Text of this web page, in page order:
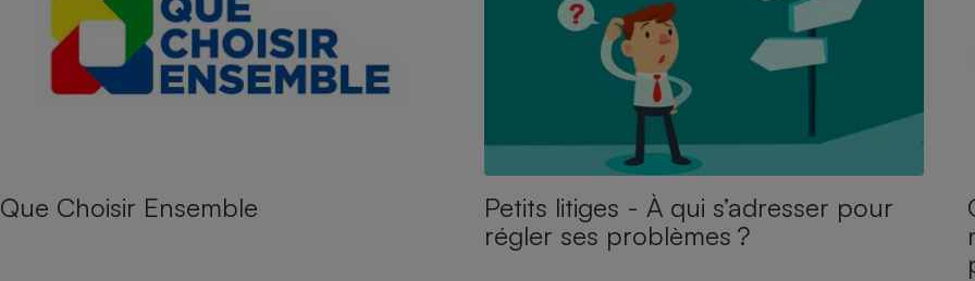
Que Choisir Ensemble
Petits litiges - À qui s’adresser pour
régler ses problèmes ?